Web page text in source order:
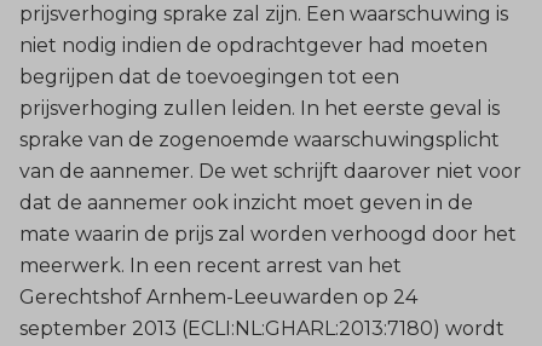
prijsverhoging sprake zal zijn. Een waarschuwing is
niet nodig indien de opdrachtgever had moeten
begrijpen dat de toevoegingen tot een
prijsverhoging zullen leiden. In het eerste geval is
sprake van de zogenoemde waarschuwingsplicht
van de aannemer. De wet schrijft daarover niet voor
dat de aannemer ook inzicht moet geven in de
mate waarin de prijs zal worden verhoogd door het
meerwerk. In een recent arrest van het
Gerechtshof Arnhem-Leeuwarden op 24
september 2013 (ECLI:NL:GHARL:2013:7180) wordt